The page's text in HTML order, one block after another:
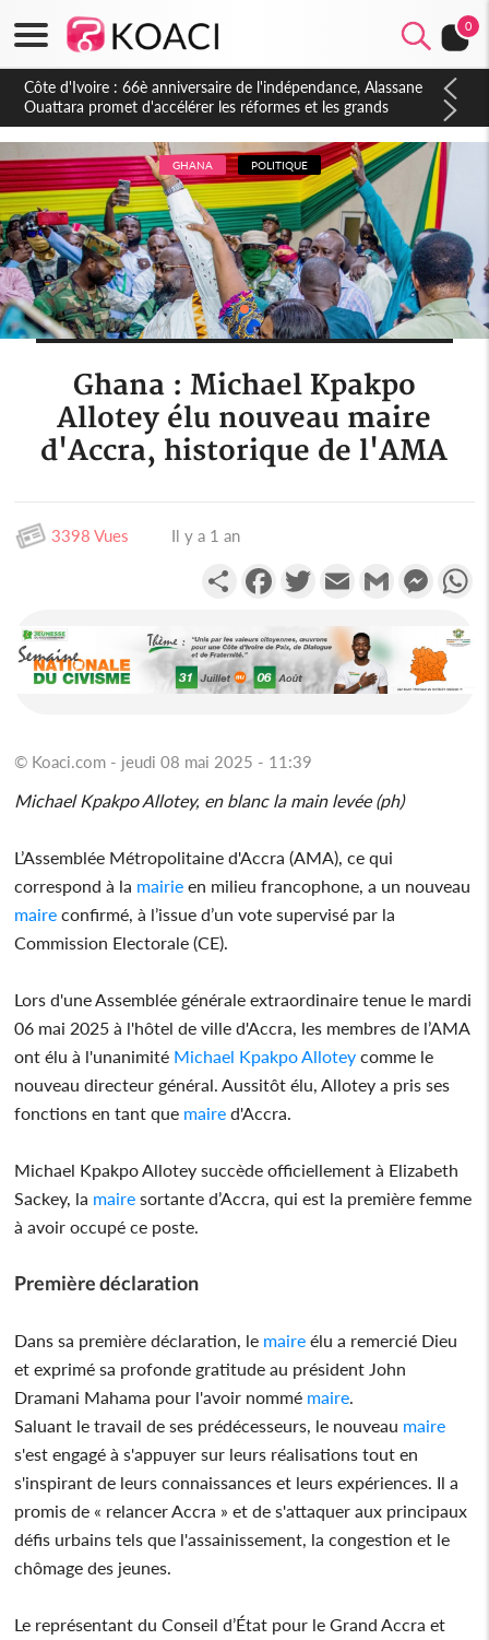
0
Côte d'Ivoire : À Abidjan, Amadou Oury Bah admire le modèle
ivoirien et veut s'en inspirer pour accélérer le développement
de la Guinée
GHANA POLITIQUE
Ghana : Michael Kpakpo
Allotey élu nouveau maire
d'Accra, historique de l'AMA
3398 Vues Il y a 1 an
PartagerFacebookTwitterEmail Gmail
© Koaci.com - jeudi 08 mai 2025 - 11:39
Michael Kpakpo Allotey, en blanc la main levée (ph)
L’Assemblée Métropolitaine d'Accra (AMA), ce qui
correspond à la mairie en milieu francophone, a un nouveau
maire confirmé, à l’issue d’un vote supervisé par la
Commission Electorale (CE).
Lors d'une Assemblée générale extraordinaire tenue le mardi
06 mai 2025 à l'hôtel de ville d'Accra, les membres de l’AMA
ont élu à l'unanimité Michael Kpakpo Allotey comme le
nouveau directeur général. Aussitôt élu, Allotey a pris ses
fonctions en tant que maire d'Accra.
Michael Kpakpo Allotey succède officiellement à Elizabeth
Sackey, la maire sortante d’Accra, qui est la première femme
à avoir occupé ce poste.
Première déclaration
Dans sa première déclaration, le maire élu a remercié Dieu
et exprimé sa profonde gratitude au président John
Dramani Mahama pour l'avoir nommé maire.
Saluant le travail de ses prédécesseurs, le nouveau maire
s'est engagé à s'appuyer sur leurs réalisations tout en
s'inspirant de leurs connaissances et leurs expériences. Il a
promis de « relancer Accra » et de s'attaquer aux principaux
défis urbains tels que l'assainissement, la congestion et le
chômage des jeunes.
Le représentant du Conseil d’État pour le Grand Accra et